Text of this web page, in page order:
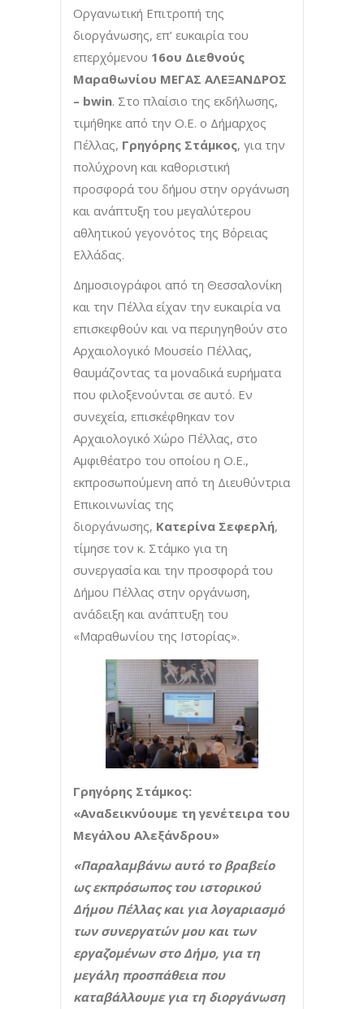
Οργανωτική Επιτροπή της
διοργάνωσης, επ’ ευκαιρία του
επερχόμενου 16ου Διεθνούς
Μαραθωνίου ΜΕΓΑΣ ΑΛΕΞΑΝΔΡΟΣ
– bwin. Στο πλαίσιο της εκδήλωσης,
τιμήθηκε από την Ο.Ε. ο Δήμαρχος
Πέλλας, Γρηγόρης Στάμκος, για την
πολύχρονη και καθοριστική
προσφορά του δήμου στην οργάνωση
και ανάπτυξη του μεγαλύτερου
αθλητικού γεγονότος της Βόρειας
Ελλάδας.
Δημοσιογράφοι από τη Θεσσαλονίκη
και την Πέλλα είχαν την ευκαιρία να
επισκεφθούν και να περιηγηθούν στο
Αρχαιολογικό Μουσείο Πέλλας,
θαυμάζοντας τα μοναδικά ευρήματα
που φιλοξενούνται σε αυτό. Εν
συνεχεία, επισκέφθηκαν τον
Αρχαιολογικό Χώρο Πέλλας, στο
Αμφιθέατρο του οποίου η Ο.Ε.,
εκπροσωπούμενη από τη Διευθύντρια
Επικοινωνίας της
διοργάνωσης, Κατερίνα Σεφερλή,
τίμησε τον κ. Στάμκο για τη
συνεργασία και την προσφορά του
Δήμου Πέλλας στην οργάνωση,
ανάδειξη και ανάπτυξη του
«Μαραθωνίου της Ιστορίας».
Γρηγόρης Στάμκος:
«Αναδεικνύουμε τη γενέτειρα του
Μεγάλου Αλεξάνδρου»
«Παραλαμβάνω αυτό το βραβείο
ως εκπρόσωπος του ιστορικού
Δήμου Πέλλας και για λογαριασμό
των συνεργατών μου και των
εργαζομένων στο Δήμο, για τη
μεγάλη προσπάθεια που
καταβάλλουμε για τη διοργάνωση